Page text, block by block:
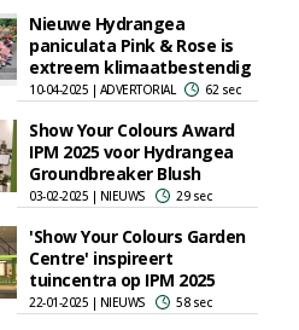
Nieuwe Hydrangea
paniculata Pink & Rose is
extreem klimaatbestendig
10-04-2025 | ADVERTORIAL 62 sec
Show Your Colours Award
IPM 2025 voor Hydrangea
Groundbreaker Blush
03-02-2025 | NIEUWS 29 sec
'Show Your Colours Garden
Centre' inspireert
tuincentra op IPM 2025
22-01-2025 | NIEUWS 58 sec